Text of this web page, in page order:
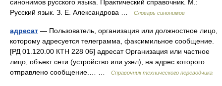
синонимов русского языка. Практический справочник. М.:
Русский язык. З. Е. Александрова …
Словарь синонимов
адресат — Пользователь, организация или должностное лицо,
которому адресуется телеграмма, факсимильное сообщение.
[РД 01.120.00 КТН 228 06] адресат Организация или частное
лицо, объект сети (устройство или узел), на адрес которого
отправлено сообщение.… …
Справочник технического переводчика